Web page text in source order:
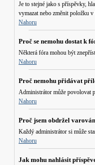
Je to stejné jako s příspěvky,
vymazat nebo změnit položku
Nahoru
Proč se nemohu dostat k
Některá fóra mohou být
Nahoru
Proč nemohu přidávat
Administrátor může povolovat
Nahoru
Proč jsem obdržel
Každý administrátor si může
Nahoru
Jak mohu nahlásit